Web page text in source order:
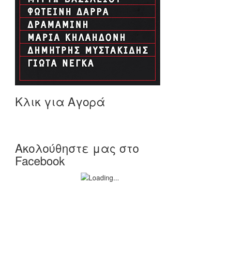
Κλικ για Αγορά
Ακολούθηστε μας στο
Facebook